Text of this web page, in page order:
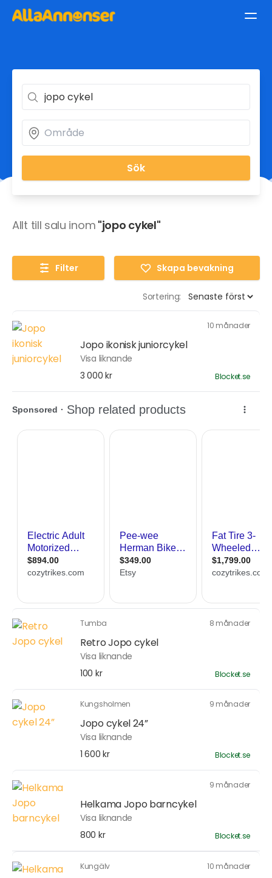
Sök
Allt till salu inom "jopo cykel"
Filter Skapa bevakning
Sortering:
10 månader
Jopo ikonisk juniorcykel
Visa liknande
3 000 kr
Blocket.se
Tumba 8 månader
Retro Jopo cykel
Visa liknande
100 kr
Blocket.se
Kungsholmen 9 månader
Jopo cykel 24”
Visa liknande
1 600 kr
Blocket.se
9 månader
Helkama Jopo barncykel
Visa liknande
800 kr
Blocket.se
Kungälv 10 månader